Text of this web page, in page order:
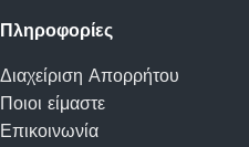
Πληροφορίες
Διαχείριση Απορρήτου
Ποιοι είμαστε
Επικοινωνία